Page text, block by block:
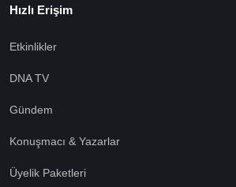
Hızlı Erişim
Etkinlikler
DNA TV
Gündem
Konuşmacı & Yazarlar
Üyelik Paketleri